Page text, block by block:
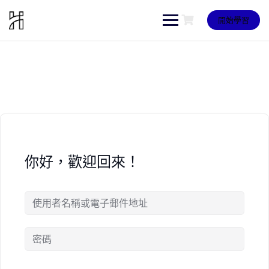
content
開始學習
你好，歡迎回來！